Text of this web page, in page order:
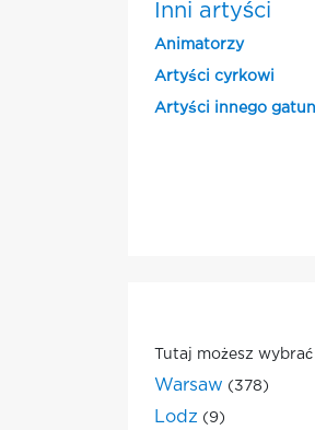
Inni artyści
Animatorzy
Artyści cyrkowi
Artyści innego
Tutaj możesz
Warsaw (378)
Lodz (9)